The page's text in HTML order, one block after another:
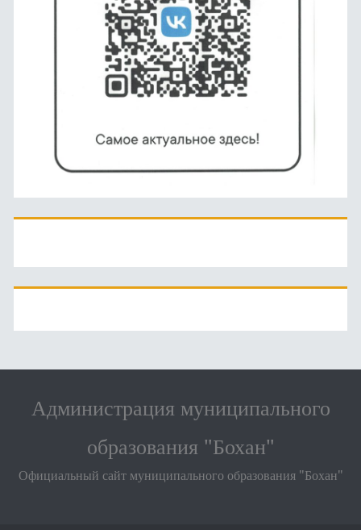
Администрация муниципального
образования "Бохан"
Официальный сайт муниципального образования "Бохан"